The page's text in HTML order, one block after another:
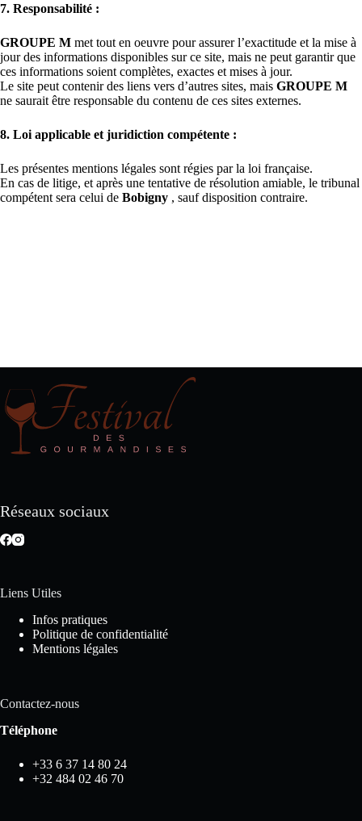
7. Responsabilité :
GROUPE M met tout en oeuvre pour assurer l’exactitude et la mise à
jour des informations disponibles sur ce site, mais ne peut garantir que
ces informations soient complètes, exactes et mises à jour.
Le site peut contenir des liens vers d’autres sites, mais GROUPE M
ne saurait être responsable du contenu de ces sites externes.
8. Loi applicable et juridiction compétente :
Les présentes mentions légales sont régies par la loi française.
En cas de litige, et après une tentative de résolution amiable, le tribunal
compétent sera celui de Bobigny , sauf disposition contraire.
Réseaux sociaux
Liens Utiles
Infos pratiques
Politique de confidentialité
Mentions légales
Contactez-nous
Téléphone
+33 6 37 14 80 24
+32 484 02 46 70